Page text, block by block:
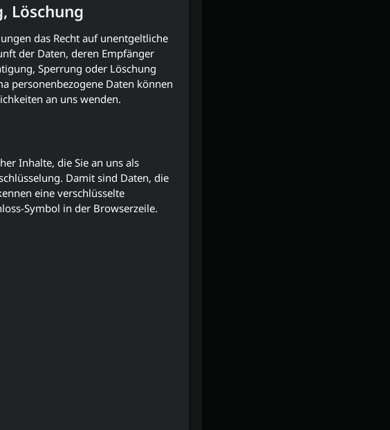
Löschung
das Recht auf unentgeltliche
der Daten, deren Empfänger
Sperrung oder Löschung
personenbezogene Daten können
an uns wenden.
Inhalte, die Sie an uns als
Damit sind Daten, die
eine verschlüsselte
Symbol in der Browserzeile.